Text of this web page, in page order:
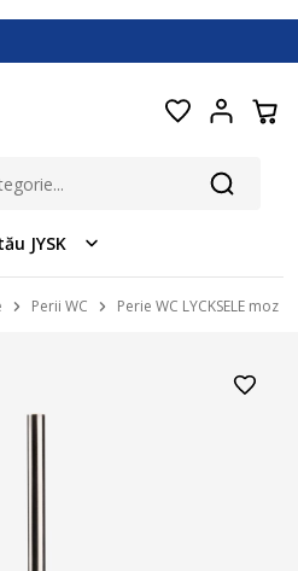
JYSK
Perii WC Perie WC LYCKSELE mozaic